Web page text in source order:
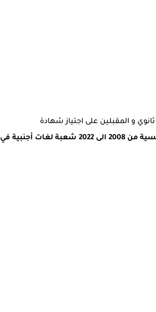
ثانوي و المقبلين على اجتياز شهادة
تحميل مواضيع بكالوريا مادة اللغة الفرنسية من 2008 الى 2022 شعبة لغات أجنبية في